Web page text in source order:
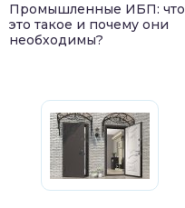
Промышленные ИБП: что
это такое и почему они
необходимы?